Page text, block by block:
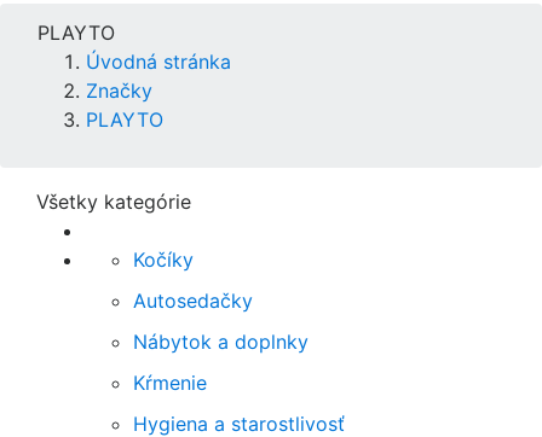
PLAYTO
Úvodná stránka
Značky
PLAYTO
Všetky kategórie
Kočíky
Autosedačky
Nábytok a doplnky
Kŕmenie
Hygiena a starostlivosť